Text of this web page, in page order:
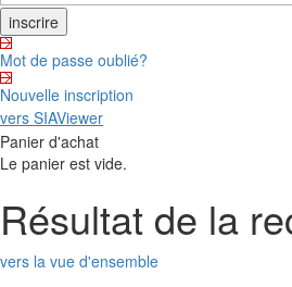
Mot de passe oublié?
Nouvelle inscription
vers SIAViewer
Panier d'achat
Le panier est vide.
Résultat de la
vers la vue d'ensemble